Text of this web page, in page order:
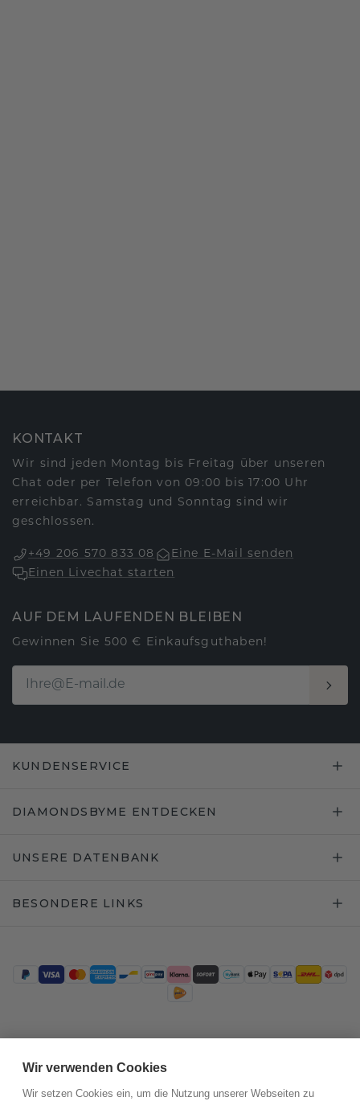
KONTAKT
Wir sind jeden Montag bis Freitag über unseren
Chat oder per Telefon von 09:00 bis 17:00 Uhr
erreichbar. Samstag und Sonntag sind wir
geschlossen.
+49 206 570 833 08
Eine E-Mail senden
Einen Livechat starten
AUF DEM LAUFENDEN BLEIBEN
Gewinnen Sie 500 € Einkaufsguthaben!
KUNDENSERVICE
DIAMONDSBYME ENTDECKEN
UNSERE DATENBANK
BESONDERE LINKS
Wir verwenden Cookies
Wir setzen Cookies ein, um die Nutzung unserer Webseiten zu